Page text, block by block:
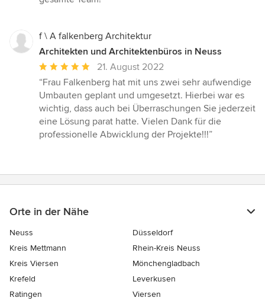
f \ A falkenberg Architektur
Architekten und Architektenbüros in Neuss
Durchschnittliche
Bewertung:
5
von
5
Sternen
21. August 2022
“Frau Falkenberg hat mit uns zwei sehr aufwendige
Umbauten geplant und umgesetzt. Hierbei war es
wichtig, dass auch bei Überraschungen Sie jederzeit
eine Lösung parat hatte. Vielen Dank für die
professionelle Abwicklung der Projekte!!!”
Orte in der Nähe
Neuss
Düsseldorf
Kreis Mettmann
Rhein-Kreis Neuss
Kreis Viersen
Mönchengladbach
Krefeld
Leverkusen
Ratingen
Viersen